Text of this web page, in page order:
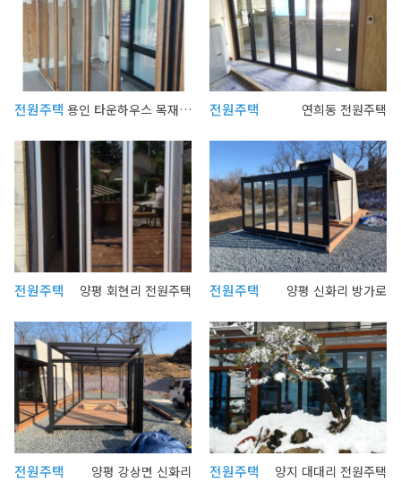
전원주택 용인 타운하우스 목재폴딩 전원주택 연희동 전원주택
전원주택 양평 회현리 전원주택 전원주택 양평 신화리 방가로
전원주택 양평 강상면 신화리 전원주택 양지 대대리 전원주택